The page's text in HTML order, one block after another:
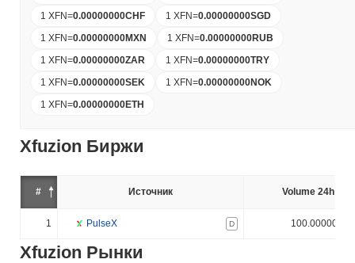
1 XFN=0.00000000CHF 1 XFN=0.00000000SGD
1 XFN=0.00000000MXN 1 XFN=0.00000000RUB
1 XFN=0.00000000ZAR 1 XFN=0.00000000TRY
1 XFN=0.00000000SEK 1 XFN=0.00000000NOK
1 XFN=0.00000000ETH
Xfuzion Биржи
# Источник Volume 24h (%)
1 PulseX D 100.000000%
Xfuzion Рынки